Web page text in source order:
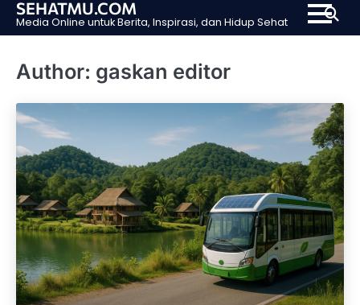
SkipSEHATMU.COM
Media Online untuk Berita, Inspirasi, dan Hidup Sehat
Author: gaskan editor